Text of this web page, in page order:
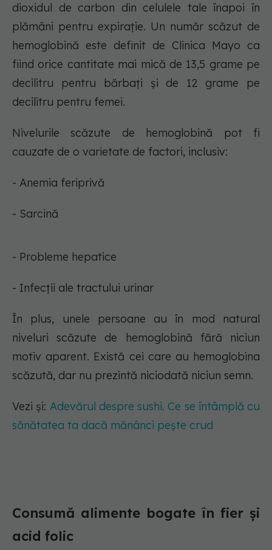
dioxidul de carbon din celulele tale înapoi în
plămâni pentru expirație. Un număr scăzut de
hemoglobină este definit de Clinica Mayo ca
fiind orice cantitate mai mică de 13,5 grame pe
decilitru pentru bărbați și de 12 grame pe
decilitru pentru femei.
Nivelurile scăzute de hemoglobină pot fi
cauzate de o varietate de factori, inclusiv:
- Anemia feriprivă
- Sarcină
- Probleme hepatice
- Infecții ale tractului urinar
În plus, unele persoane au în mod natural
niveluri scăzute de hemoglobină fără niciun
motiv aparent. Există cei care au hemoglobina
scăzută, dar nu prezintă niciodată niciun semn.
Vezi și: Adevărul despre sushi. Ce se întâmplă cu
sănătatea ta dacă mănânci pește crud
Consumă alimente bogate în fier și
acid folic